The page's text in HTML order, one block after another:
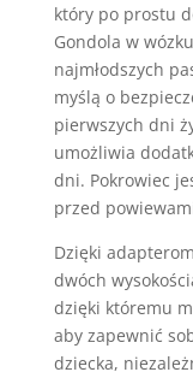
który po prostu
Gondola w
najmłodszych
myślą o
pierwszych dni
umożliwia
dni. Pokrowiec
przed
Dzięki
dwóch
dzięki któremu
aby zapewnić
dziecka,